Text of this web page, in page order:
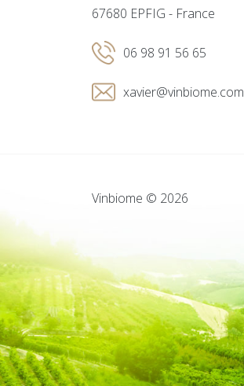
67680 EPFIG - France
06 98 91 56 65
xavier@vinbiome.com
Vinbiome © 2026